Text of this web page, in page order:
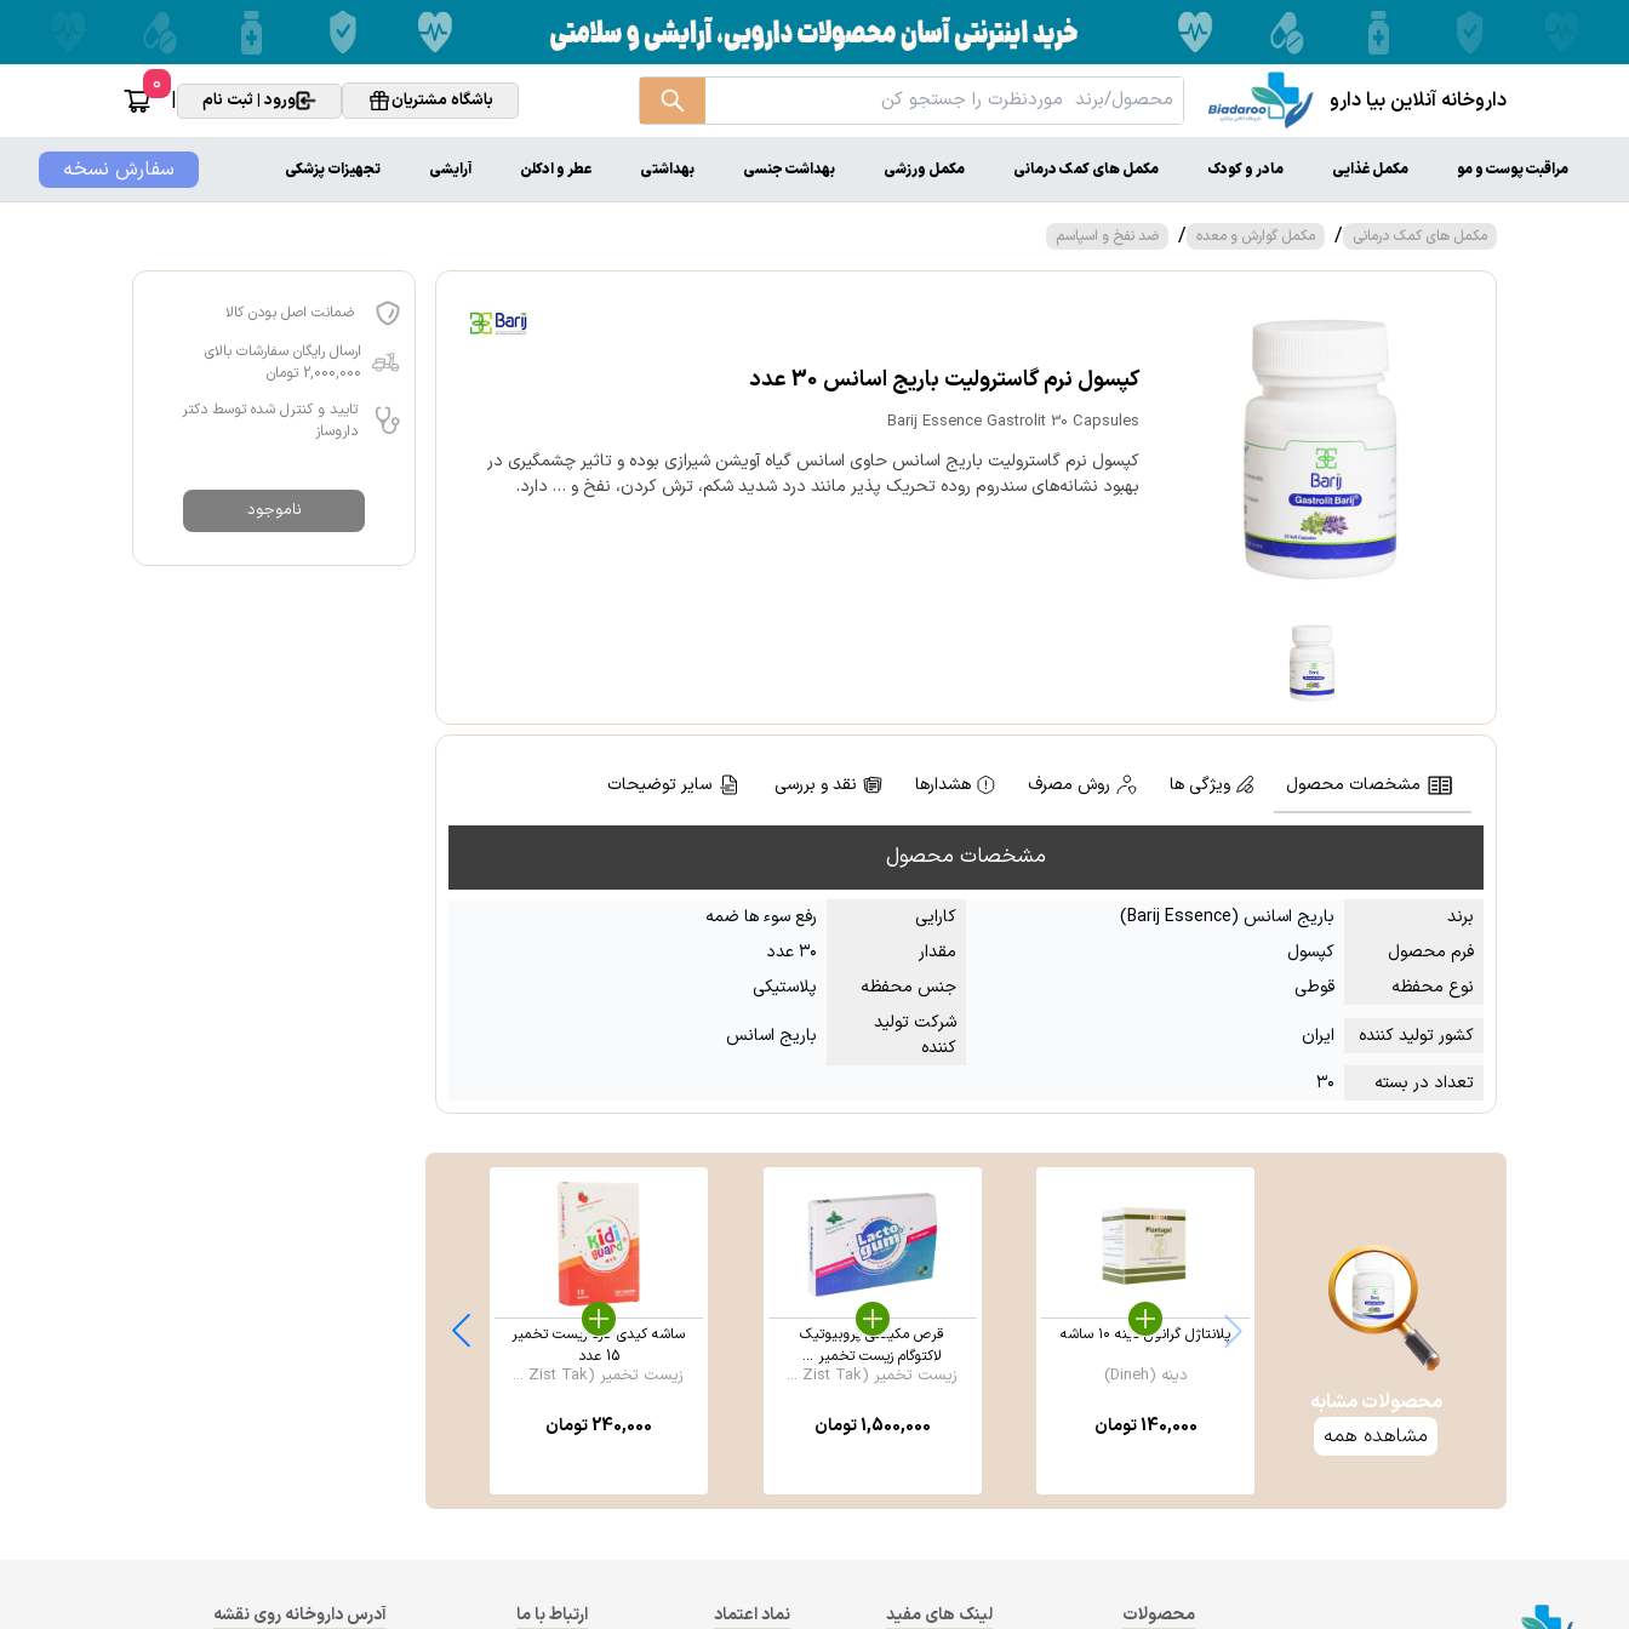
داروخانه آنلاین بیا دارو باشگاه مشتریان ورود | ثبت نام |
0
سفارش نسخه مراقبت پوست و مو مکمل غذایی مادر و کودک مکمل های کمک درمانی مکمل ورزشی بهداشت جنسی بهداشتی عطر و ادکلن آرایشی تجهیزات پزشکی
مکمل های کمک درمانی / مکمل گوارش و معده / ضد نفخ و اسپاسم
کپسول نرم گاسترولیت باریج اسانس 30 عدد
Barij Essence Gastrolit 30 Capsules
کپسول نرم گاسترولیت باریج اسانس حاوی اسانس گیاه آویشن شیرازی بوده و تاثیر چشمگیری در
بهبود نشانه‌‌های سندروم روده تحریک پذیر مانند درد شدید شکم، ترش کردن، نفخ و … دارد.
مشخصات محصول ویژگی ها روش مصرف هشدارها نقد و بررسی سایر توضیحات
مشخصات محصول
برند باریج اسانس (Barij Essence) کارایی
رفع سوء ها ضمه
فرم محصول
کپسول مقدار
۳۰ عدد
نوع محفظه
قوطی جنس محفظه
پلاستیکی
کشور تولید کننده
ایران
شرکت تولید
کننده
باریج اسانس
تعداد در بسته
۳۰
محصولات مشابه
مشاهده همه
پلانتاژل گرانول دینه ۱۰ ساشه
دینه (Dineh)
140,000تومان
قرص مکیدنی پروبیوتیک
لاکتوگام زیست تخمیر ...
زیست تخمیر (Zist Tak ...
1,500,000تومان
ساشه کیدی گارد زیست تخمیر
15 عدد
زیست تخمیر (Zist Tak ...
240,000تومان
ضمانت اصل بودن کالا
ارسال رایگان سفارشات بالای
2,000,000 تومان
تایید و کنترل شده توسط دکتر
داروساز
ناموجود
محصولات لینک های مفید نماد اعتماد ارتباط با ما آدرس داروخانه روی نقشه